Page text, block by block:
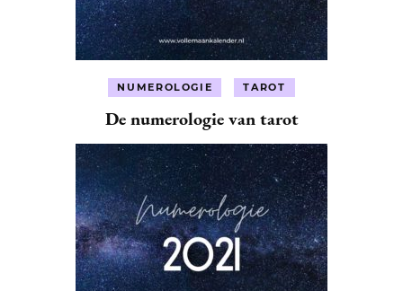
NUMEROLOGIE TAROT
De numerologie van tarot